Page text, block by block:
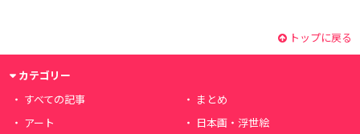
トップに戻る
カテゴリー
すべての記事
まとめ
アート
日本画・浮世絵